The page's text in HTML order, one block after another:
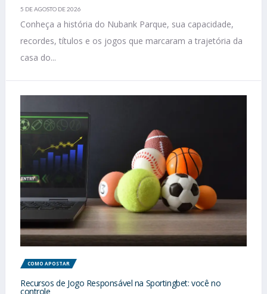
5 DE AGOSTO DE 2026
Conheça a história do Nubank Parque, sua capacidade,
recordes, títulos e os jogos que marcaram a trajetória da
casa do...
COMO APOSTAR
Recursos de Jogo Responsável na Sportingbet: você no
controle